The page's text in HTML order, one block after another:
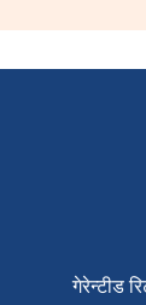
गेरेन्टीड